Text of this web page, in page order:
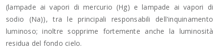
(lampade ai vapori di mercurio (Hg) e lampade ai vapori di
sodio (Na)), tra le principali responsabili dell'inquinamento
luminoso; inoltre sopprime fortemente anche la luminosità
residua del fondo cielo.